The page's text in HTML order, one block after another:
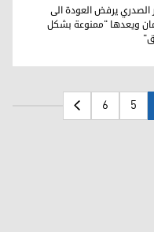
ويعدها "ممنوعة
الصدري يرفض العودة الى
ويعدها "ممنوعة بشكل
5
6